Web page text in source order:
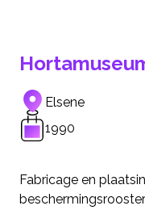
Elsene
1990
Fabricage en